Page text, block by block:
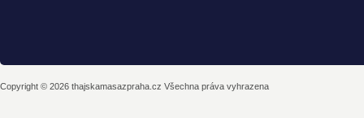
Copyright © 2026 thajskamasazpraha.cz Všechna práva vyhrazena